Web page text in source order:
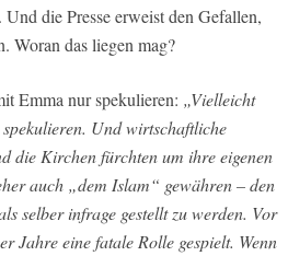
die Presse erweist den Gefallen,
Woran das liegen mag?
Emma nur spekulieren: „Vielleicht
Und wirtschaftliche
die Kirchen fürchten um ihre eigenen
auch „dem Islam“ gewähren – den
selber infrage gestellt zu werden. Vor
Jahre eine fatale Rolle gespielt. Wenn